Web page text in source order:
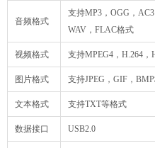
音频格式
支持MP3，OGG，
WAV，FLAC格式
视频格式 支持MPEG4，H.264
图片格式 支持JPEG，GIF，
文本格式 支持TXT等格式
数据接口 USB2.0